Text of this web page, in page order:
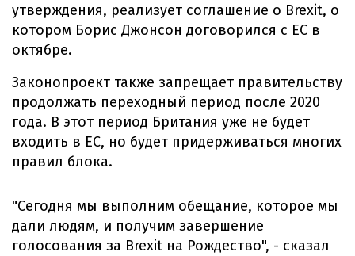
утверждения, реализует соглашение о Brexit, о
котором Борис Джонсон договорился с ЕС в
октябре.
Законопроект также запрещает правительству
продолжать переходный период после 2020
года. В этот период Британия уже не будет
входить в ЕС, но будет придерживаться многих
правил блока.
"Сегодня мы выполним обещание, которое мы
дали людям, и получим завершение
голосования за Brexit на Рождество", - сказал